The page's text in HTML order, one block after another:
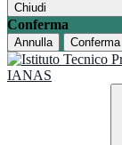
Chiudi
Conferma
Annulla Conferma